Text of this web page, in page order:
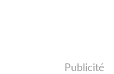
Publicité